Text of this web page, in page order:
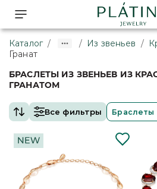
Каталог / / Из звеньев /
Гранат
БРАСЛЕТЫ ИЗ ЗВЕНЬЕВ ИЗ
ГРАНАТОМ
Все фильтры Браслеты